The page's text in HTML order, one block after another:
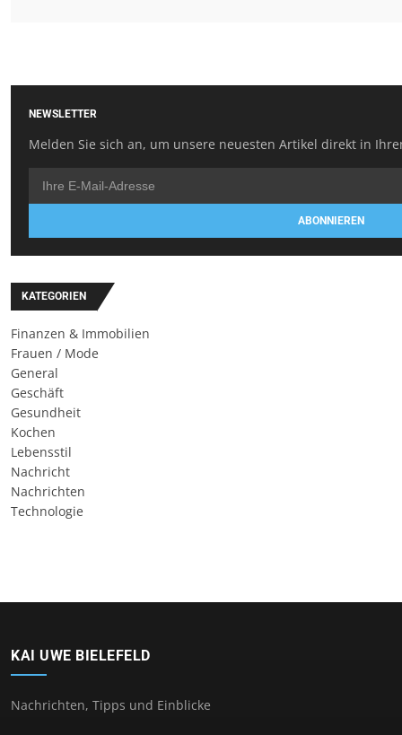
NEWSLETTER
Melden Sie sich an, um unsere neuesten Artikel direkt in
ABONNIEREN
KATEGORIEN
Finanzen & Immobilien
Frauen / Mode
General
Geschäft
Gesundheit
Kochen
Lebensstil
Nachricht
Nachrichten
Technologie
KAI UWE BIELEFELD
Nachrichten, Tipps und Einblicke